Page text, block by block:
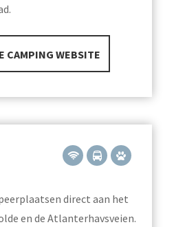
CAMPING WEBSITE
direct aan het
en de Atlanterhavsveien.